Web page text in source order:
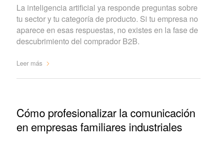
La inteligencia artificial ya responde preguntas sobre
tu sector y tu categoría de producto. Si tu empresa no
aparece en esas respuestas, no existes en la fase de
descubrimiento del comprador B2B.
Leer más
Cómo profesionalizar la comunicación
en empresas familiares industriales